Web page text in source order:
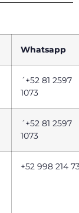
Whatsapp
´+52 81 2597
1073
´+52 81 2597
1073
+52 998 214